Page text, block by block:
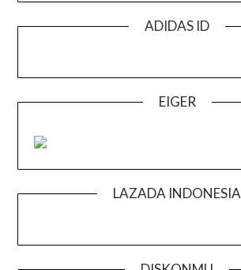
ADIDAS ID
EIGER
LAZADA INDONESIA